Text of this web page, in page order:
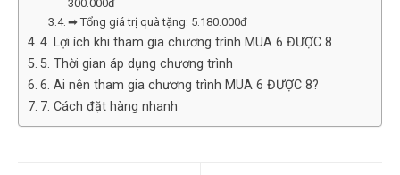
300.000đ
➡ Tổng giá trị quà tặng: 5.180.000đ
4. Lợi ích khi tham gia chương trình MUA 6 ĐƯỢC 8
5. Thời gian áp dụng chương trình
6. Ai nên tham gia chương trình MUA 6 ĐƯỢC 8?
7. Cách đặt hàng nhanh